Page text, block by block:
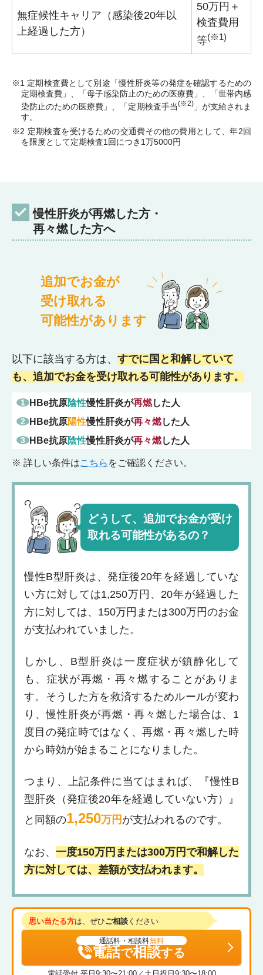
無症候性キャリア（感染後20年以
上経過した方）
50万円＋
検査費用
等(※1)
1 定期検査費として別途「慢性肝炎等の発症を確認するための
定期検査費」、「母子感染防止のための医療費」、「世帯内感
染防止のための医療費」、「定期検査手当(※2)」が支給されま
す。
2 定期検査を受けるための交通費その他の費用として、年2回
を限度として定期検査1回につき1万5000円
慢性肝炎が再燃した方・
再々燃した方へ
追加でお金が
受け取れる
可能性があります
以下に該当する方は、 すでに国と和解していて
も、追加でお金を受け取れる可能性があります。
HBe抗原陰性慢性肝炎が再燃した人
HBe抗原陽性慢性肝炎が再々燃した人
HBe抗原陰性慢性肝炎が再々燃した人
※ 詳しい条件はこちら をご確認ください。
どうして、追加でお金が受け
取れる可能性があるの？
慢性B型肝炎は、発症後20年を経過していな
い方に対しては1,250万円、20年が経過した
方に対しては、150万円または300万円のお金
が支払われていました。
しかし、B型肝炎は一度症状が鎮静化して
も、症状が再燃・再々燃することがありま
す。そうした方を救済するためルールが変わ
り、慢性肝炎が再燃・再々燃した場合は、1
度目の発症時ではなく、再燃・再々燃した時
から時効が始まることになりました。
つまり、上記条件に当てはまれば、『慢性B
型肝炎（発症後20年を経過していない方）』
と同額の1,250万円 が支払われるのです。
なお、 一度150万円または300万円で和解した
方に対しては、差額が支払われます。
思い当たる方は、ぜひご相談 ください
通話料・相談料無料
電話で相談する